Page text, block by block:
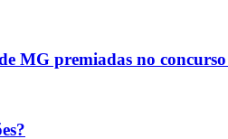
MG premiadas no concurso